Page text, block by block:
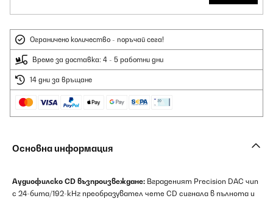
Ограничено количество - поръчай сега!
Време за доставка: 4 - 5 работни дни
14 дни за връщане
Основна информация
Аудиофилско CD възпроизвеждане: Вграденият Precision DAC чип
с 24-бита/192-kHz преобразувател чете CD сигнала в пълнота и